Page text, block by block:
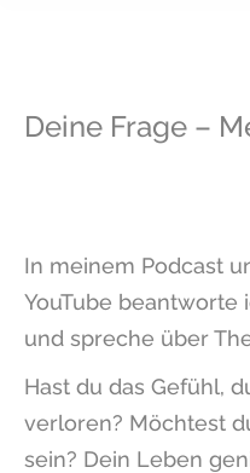
Deine Frage –
In meinem Podcast
YouTube beantworte
und spreche über
Hast du das Gefühl,
verloren? Möchtest
sein? Dein Leben